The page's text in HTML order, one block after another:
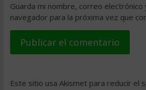
Guarda mi nombre, correo
navegador para la próxima vez que
Este sitio usa Akismet para reducir el